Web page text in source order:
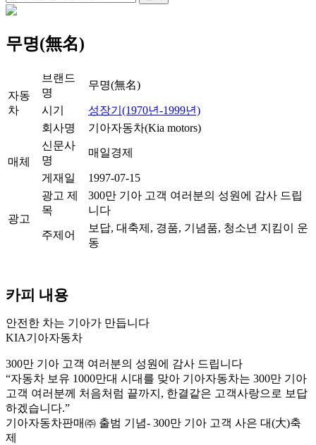
색:
무명(無名)
자동
차
브랜드
명
무명(無名)
시기
성장기(1970년-1999년)
회사명
기아자동차(Kia motors)
매체
신문사
명
매일경제
게재일 1997-07-15
광고
광고 제
목
300만 기아 고객 여러분의 성원에 감사 드립
니다
주제어
보답, 대축제, 경품, 기념품, 청소년 지킴이 운
동
카피 내용
안전한 차는 기아가 만듭니다
KIA기아자동차
300만 기아 고객 여러분의 성원에 감사 드립니다
“자동차 보유 1000만대 시대를 맞아 기아자동차는 300만 기아
고객 여러분께 처음처럼 끝까지, 한결같은 고객사랑으로 보답
하겠습니다.”
기아자동차판매㈜ 출범 기념- 300만 기아 고객 사은 대(大)축
제